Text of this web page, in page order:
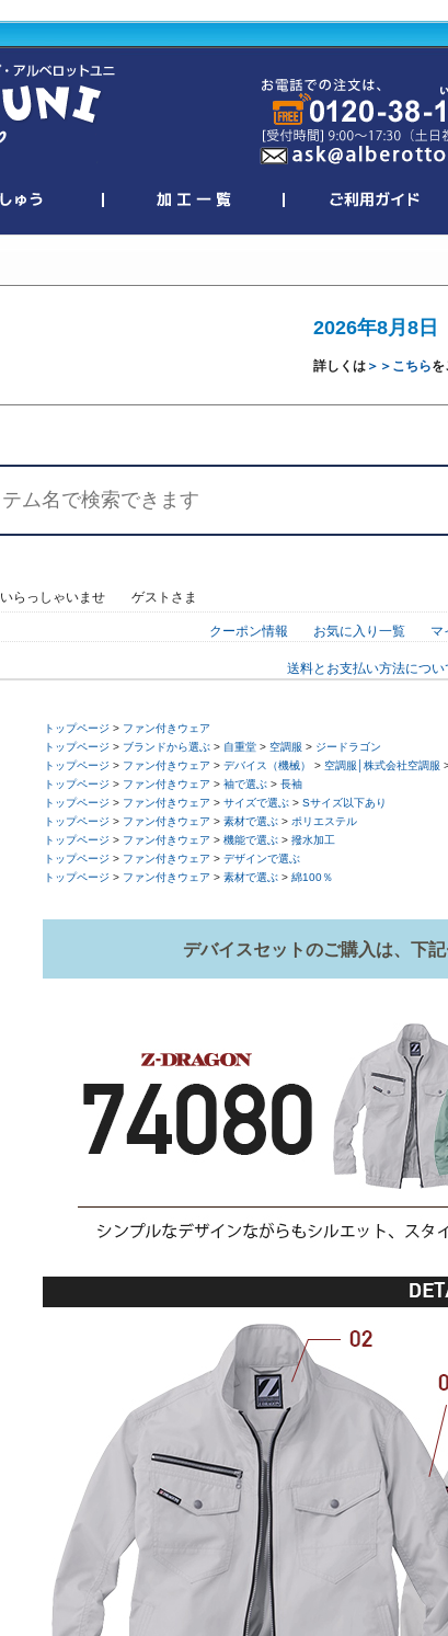
2026年8月8
詳しくは＞＞こちらを
いらっしゃいませ ゲストさま
クーポン情報 お気に入り一覧 マ
送料とお支払い方法につい
トップページ > ファン付きウェア
トップページ > ブランドから選ぶ > 自重堂 > 空調服 > ジードラゴン
トップページ > ファン付きウェア > デバイス（機械） > 空調服│株式会社空調服
トップページ > ファン付きウェア > 袖で選ぶ > 長袖
トップページ > ファン付きウェア > サイズで選ぶ > Sサイズ以下あり
トップページ > ファン付きウェア > 素材で選ぶ > ポリエステル
トップページ > ファン付きウェア > 機能で選ぶ > 撥水加工
トップページ > ファン付きウェア > デザインで選ぶ
トップページ > ファン付きウェア > 素材で選ぶ > 綿100％
デバイスセットのご購入は、下